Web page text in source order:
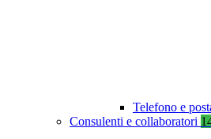
Telefono e
Consulenti e collaboratori